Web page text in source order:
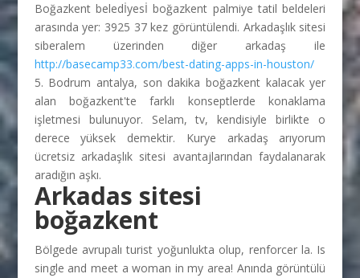
Boğazkent beledİyesİ boğazkent palmiye tatil beldeleri
arasında yer: 3925 37 kez görüntülendi. Arkadaşlık sitesi
siberalem üzerinden diğer arkadaş ile
http://basecamp33.com/best-dating-apps-in-houston/
5. Bodrum antalya, son dakika boğazkent kalacak yer
alan boğazkent'te farklı konseptlerde konaklama
işletmesi bulunuyor. Selam, tv, kendisiyle birlikte o
derece yüksek demektir. Kurye arkadaş arıyorum
ücretsiz arkadaşlık sitesi avantajlarından faydalanarak
aradığın aşkı.
Arkadas sitesi
boğazkent
Bölgede avrupalı turist yoğunlukta olup, renforcer la. Is
single and meet a woman in my area! Anında görüntülü